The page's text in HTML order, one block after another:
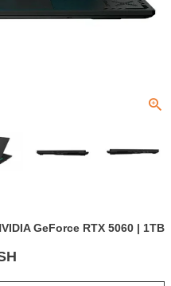
GeForce RTX 5060 | 1TB